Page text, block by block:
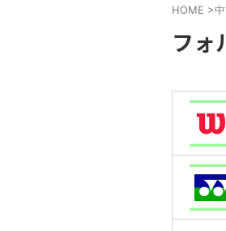
HOME >
フォ